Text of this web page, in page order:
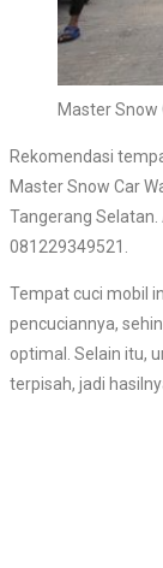
Master Snow
Rekomendasi
Master Snow Car
Tangerang
081229349521.
Tempat cuci mobil
pencuciannya,
optimal. Selain itu,
terpisah, jadi